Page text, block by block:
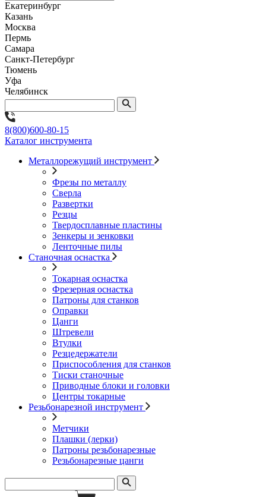
Екатеринбург
Казань
Москва
Пермь
Самара
Санкт-Петербург
Тюмень
Уфа
Челябинск
8(800)600-80-15
Каталог инструмента
Металлорежущий инструмент
Фрезы по металлу
Сверла
Развертки
Резцы
Твердосплавные пластины
Зенкеры и зенковки
Ленточные пилы
Станочная оснастка
Токарная оснастка
Фрезерная оснастка
Патроны для станков
Оправки
Цанги
Штревели
Втулки
Резцедержатели
Приспособления для станков
Тиски станочные
Приводные блоки и головки
Центры токарные
Резьбонарезной инструмент
Метчики
Плашки (лерки)
Патроны резьбонарезные
Резьбонарезные цанги